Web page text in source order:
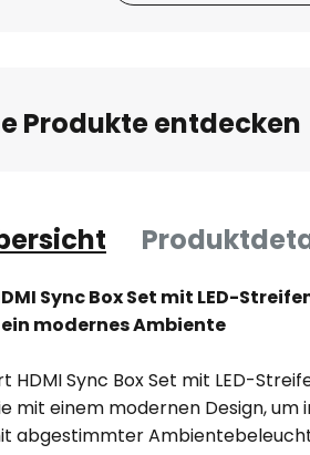
Produkte entdecken
Sync Box Set mit LED-
modernes Ambiente
HDMI Sync Box Set mit LED-
mit einem modernen Design, um
abgestimmter